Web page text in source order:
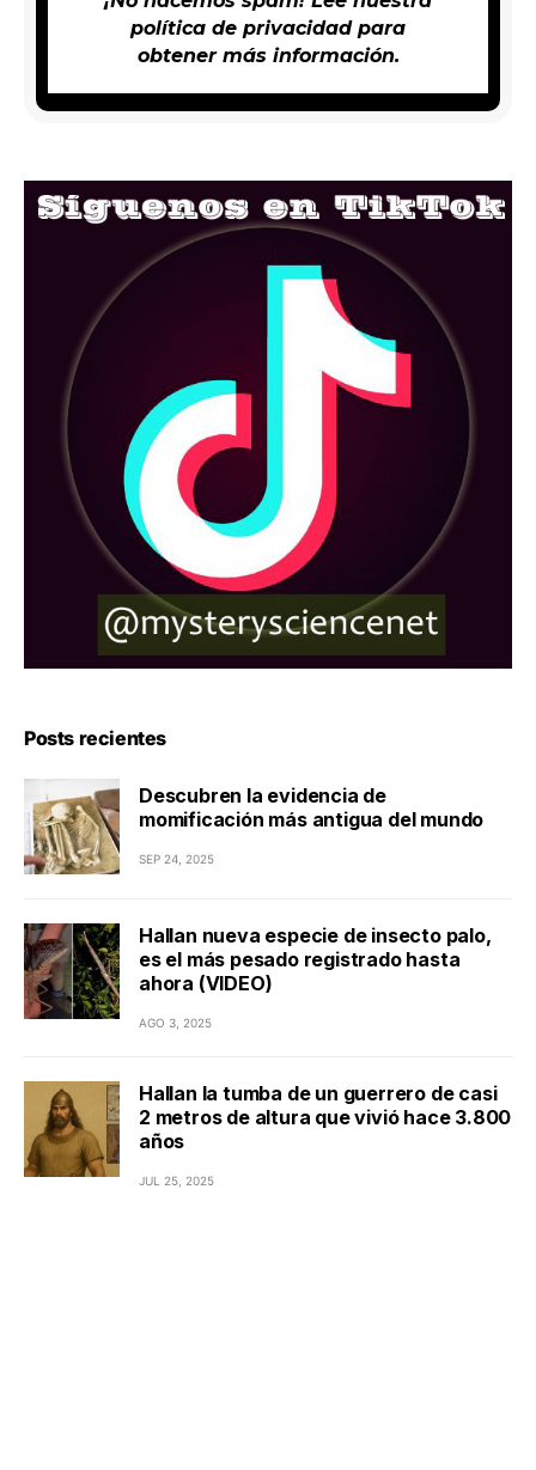
política de privacidadpara
obtener más información.
Posts recientes
Descubren la evidencia de
momificación más antigua del mundo
SEP 24, 2025
Hallan nueva especie de insecto palo,
es el más pesado registrado hasta
ahora (VIDEO)
AGO 3, 2025
Hallan la tumba de un guerrero de casi
2 metros de altura que vivió hace 3.800
años
JUL 25, 2025